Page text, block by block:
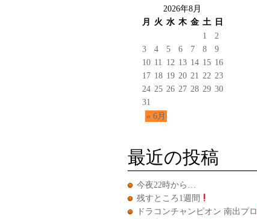
2026年8月
月
火 水 木 金 土 日
« 6月
1
2
3
4 5 6 7 8
9
10 11 12 13 14 15 16
17 18 19 20 21 22 23
24 25 26 27 28 29 30
31
最近の投稿
今夜22時から…
残すところ1週間
ドラコンチャンピオン 南出プロ